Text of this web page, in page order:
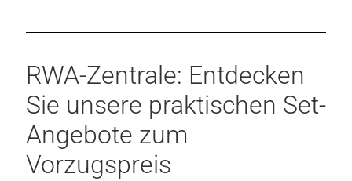
RWA-Zentrale: Entdecken
Sie unsere praktischen Set-
Angebote zum
Vorzugspreis